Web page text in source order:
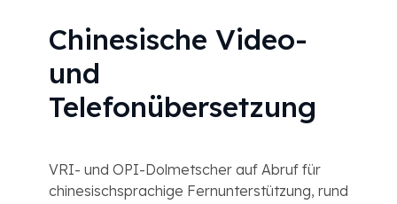
Chinesische Video-
und
Telefonübersetzung
VRI- und OPI-Dolmetscher auf Abruf für
chinesischsprachige Fernunterstützung, rund